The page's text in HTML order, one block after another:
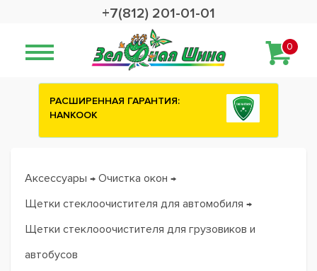
+7(812) 201-01-01
0
РАСШИРЕННАЯ ГАРАНТИЯ:
HANKOOK
Аксессуары → Очистка окон →
Щетки стеклоочистителя для автомобиля →
Щетки стеклооочистителя для грузовиков и
автобусов